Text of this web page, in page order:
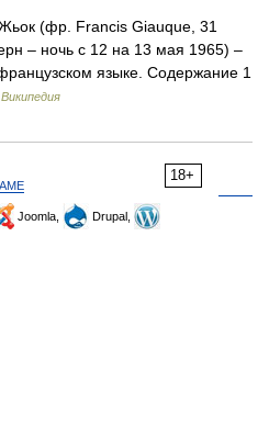
(фр. Francis Giauque, 31
– ночь с 12 на 13 мая 1965) –
языке. Содержание 1
Википедия
18+
Joomla,
Drupal,